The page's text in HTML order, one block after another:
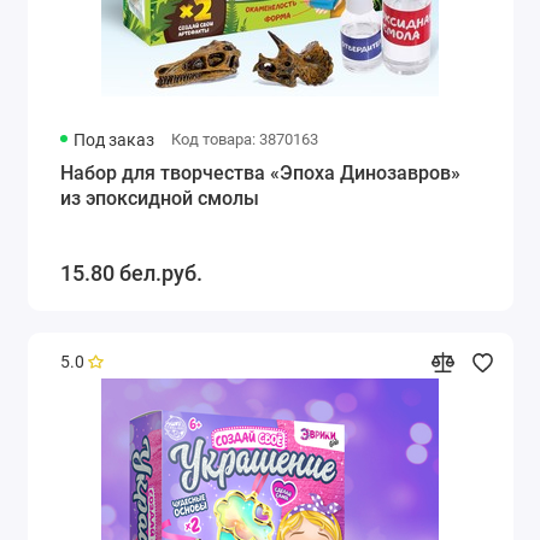
Под заказ Код товара: 3870163
Набор для творчества «Эпоха Динозавров»
из эпоксидной смолы
15.80 бел.руб.
5.0